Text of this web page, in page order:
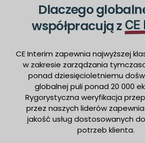
Dlaczego
współpracują z
CE Interim zapewnia najwyższej
w zakresie zarządzania
ponad dziesięcioletniemu
globalnej puli ponad 20 000
Rygorystyczna weryfikacja
przez naszych liderów
jakość usług dostosowanych
potrzeb klienta.